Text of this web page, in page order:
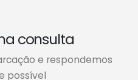
consulta
e respondemos
possível